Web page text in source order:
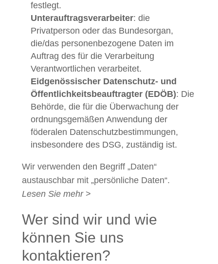
festlegt.
Unterauftragsverarbeiter: die
Privatperson oder das Bundesorgan,
die/das personenbezogene Daten im
Auftrag des für die Verarbeitung
Verantwortlichen verarbeitet.
Eidgenössischer Datenschutz- und
Öffentlichkeitsbeauftragter (EDÖB): Die
Behörde, die für die Überwachung der
ordnungsgemäßen Anwendung der
föderalen Datenschutzbestimmungen,
insbesondere des DSG, zuständig ist.
Wir verwenden den Begriff „Daten“
austauschbar mit „persönliche Daten“.
Lesen Sie mehr >
Wer sind wir und wie
können Sie uns
kontaktieren?